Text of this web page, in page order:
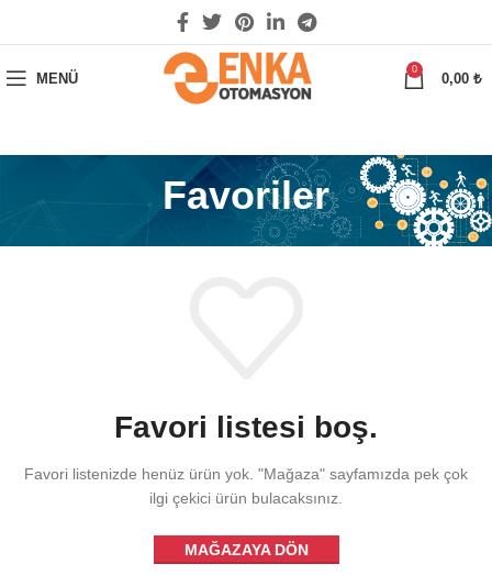
MENÜ
0
0,00 ₺
Favoriler
Favori listesi boş.
Favori listenizde henüz ürün yok. "Mağaza" sayfamızda pek çok
ilgi çekici ürün bulacaksınız.
MAĞAZAYA DÖN